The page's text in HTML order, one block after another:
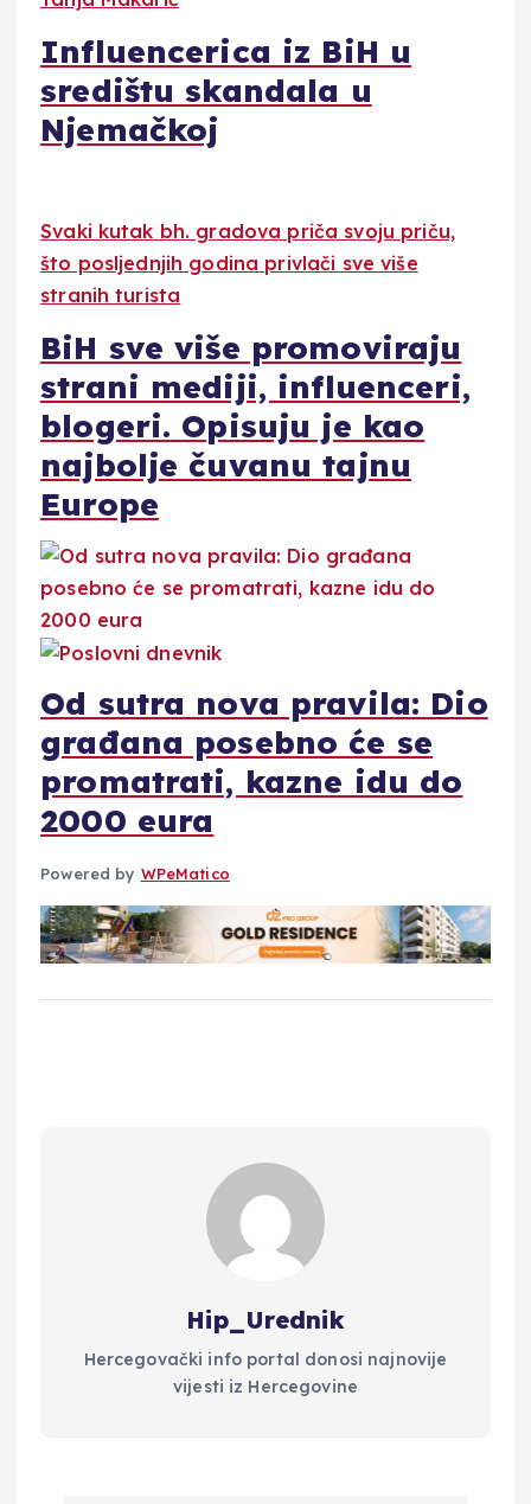
Influencerica iz BiH u
središtu skandala u
Njemačkoj
Svaki kutak bh. gradova priča svoju priču,
što posljednjih godina privlači sve više
stranih turista
BiH sve više promoviraju
strani mediji, influenceri,
blogeri. Opisuju je kao
najbolje čuvanu tajnu
Europe
Od sutra nova pravila: Dio
građana posebno će se
promatrati, kazne idu do
2000 eura
Powered by WPeMatico
Hip_Urednik
Hercegovački info portal donosi najnovije
vijesti iz Hercegovine